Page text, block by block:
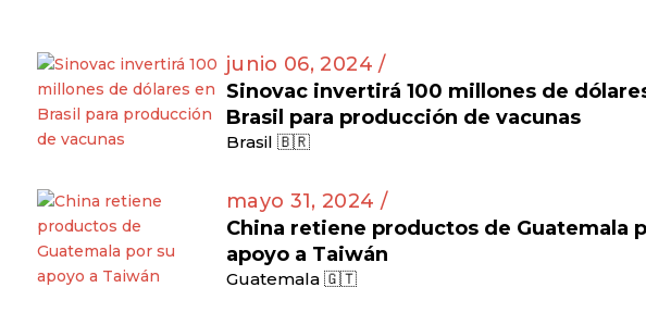
junio 06, 2024 /
Sinovac invertirá 100 millones de
Brasil para producción de vacunas
Brasil 🇧🇷
mayo 31, 2024 /
China retiene productos de Guatemala
apoyo a Taiwán
Guatemala 🇬🇹